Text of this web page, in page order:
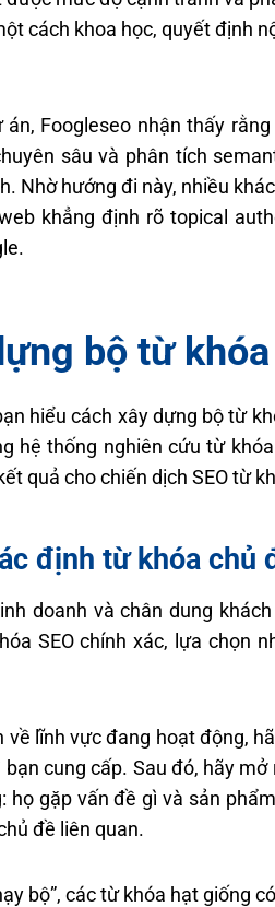
cách khoa học, quyết định
Foogleseo nhận thấy
sâu và phân tích
Nhờ hướng đi này, nhiều
khẳng định rõ topical
bộ từ
hiểu cách xây dựng bộ từ
hệ thống nghiên cứu từ
quả cho chiến dịch SEO từ
định từ khóa chủ
doanh và chân dung
SEO chính xác, lựa chọn
về lĩnh vực đang hoạt động,
cung cấp. Sau đó, hãy
gặp vấn đề gì và sản
đề liên quan.
bộ”, các từ khóa hạt giống